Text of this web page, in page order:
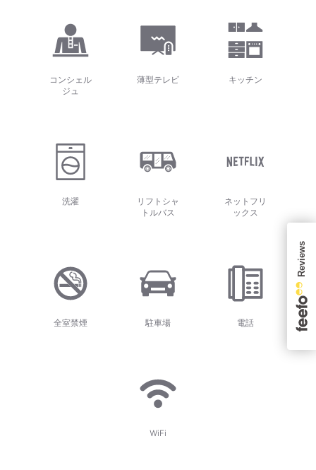
コンシェル
ジュ
薄型テレビ キッチン
洗濯
リフトシャ
トルバス
ネットフリ
ックス
全室禁煙 駐車場 電話
WiFi